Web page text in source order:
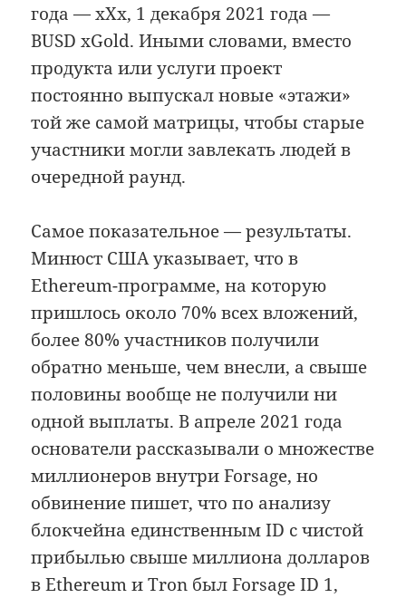
года — xXx, 1 декабря 2021 года —
BUSD xGold. Иными словами, вместо
продукта или услуги проект
постоянно выпускал новые «этажи»
той же самой матрицы, чтобы старые
участники могли завлекать людей в
очередной раунд.
Самое показательное — результаты.
Минюст США указывает, что в
Ethereum-программе, на которую
пришлось около 70% всех вложений,
более 80% участников получили
обратно меньше, чем внесли, а свыше
половины вообще не получили ни
одной выплаты. В апреле 2021 года
основатели рассказывали о множестве
миллионеров внутри Forsage, но
обвинение пишет, что по анализу
блокчейна единственным ID с чистой
прибылью свыше миллиона долларов
в Ethereum и Tron был Forsage ID 1,